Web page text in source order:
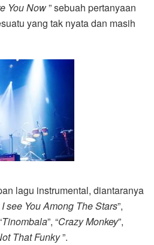
You Now” sebuah pertanyaan
yang tak nyata dan masih
lagu instrumental, diantaranya
I see You Among The Stars”,
Tinombala”, “Crazy Monkey”,
That Funky”.